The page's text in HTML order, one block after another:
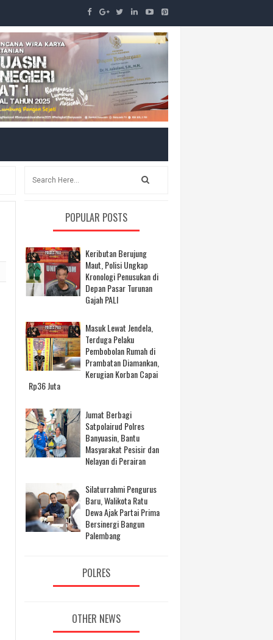
POPULAR POSTS
Keributan Berujung
Maut, Polisi Ungkap
Kronologi Penusukan di
Depan Pasar Turunan
Gajah PALI
Masuk Lewat Jendela,
Terduga Pelaku
Pembobolan Rumah di
Prambatan Diamankan,
Kerugian Korban Capai
Rp36 Juta
Jumat Berbagi
Satpolairud Polres
Banyuasin, Bantu
Masyarakat Pesisir dan
Nelayan di Perairan
Silaturrahmi Pengurus
Baru, Walikota Ratu
Dewa Ajak Partai Prima
Bersinergi Bangun
Palembang
POLRES
OTHER NEWS